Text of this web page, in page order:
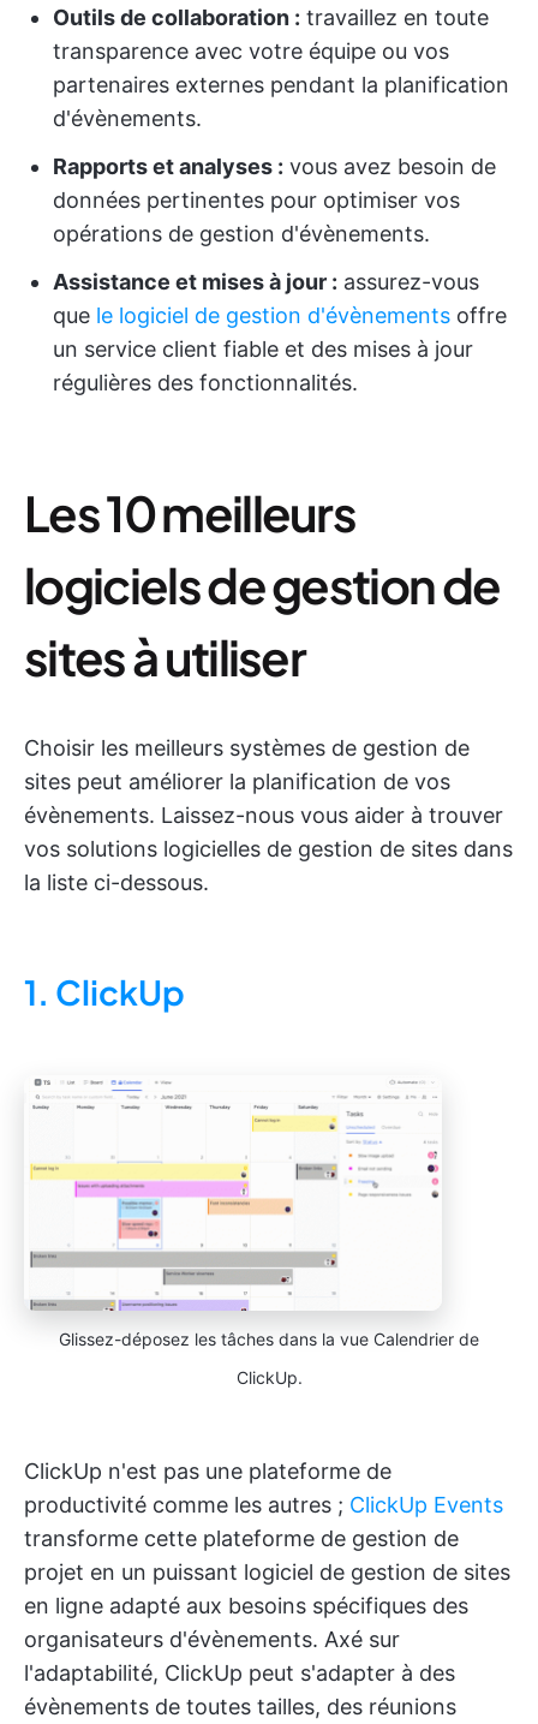
Outils de collaboration : travaillez en toute
transparence avec votre équipe ou vos
partenaires externes pendant la planification
d'évènements.
Rapports et analyses : vous avez besoin de
données pertinentes pour optimiser vos
opérations de gestion d'évènements.
Assistance et mises à jour : assurez-vous
que le logiciel de gestion d'évènements offre
un service client fiable et des mises à jour
régulières des fonctionnalités.
Les 10 meilleurs
logiciels de gestion de
sites à utiliser
Choisir les meilleurs systèmes de gestion de
sites peut améliorer la planification de vos
évènements. Laissez-nous vous aider à trouver
vos solutions logicielles de gestion de sites dans
la liste ci-dessous.
1. ClickUp
Glissez-déposez les tâches dans la vue Calendrier de
ClickUp.
ClickUp n'est pas une plateforme de
productivité comme les autres ; ClickUp Events
transforme cette plateforme de gestion de
projet en un puissant logiciel de gestion de sites
en ligne adapté aux besoins spécifiques des
organisateurs d'évènements. Axé sur
l'adaptabilité, ClickUp peut s'adapter à des
évènements de toutes tailles, des réunions